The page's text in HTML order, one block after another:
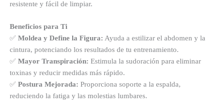
resistente y fácil de limpiar.
Beneficios para Ti
✅ Moldea y Define la Figura: Ayuda a estilizar el abdomen y la
cintura, potenciando los resultados de tu entrenamiento.
✅ Mayor Transpiración: Estimula la sudoración para eliminar
toxinas y reducir medidas más rápido.
✅ Postura Mejorada: Proporciona soporte a la espalda,
reduciendo la fatiga y las molestias lumbares.